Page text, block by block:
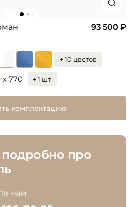
93 500 ₽
+ 10 цветов
x 770 + 1 шт.
комплектацию
про
нам